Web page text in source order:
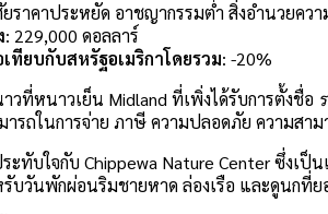
ราคาประหยัด อาชญากรรมต่ำ สิ่งอำนวยค
: 229,000 ดอลลาร์
ทียบกับสหรัฐอเมริกาโดยรวม: -20%
วที่หนาวเย็น Midland ที่เพิ่งได้รับการตั้งชื่อ
รถในการจ่าย ภาษี ความปลอดภัย ความสา
ะทับใจกับ Chippewa Nature Center ซึ่ง
บวันพักผ่อนริมชายหาด ล่องเรือ และดูนกที่ย